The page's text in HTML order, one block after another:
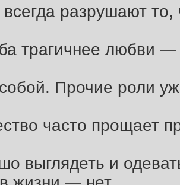
разрушают то,
трагичнее любви —
Прочие роли
часто прощает
выглядеть и